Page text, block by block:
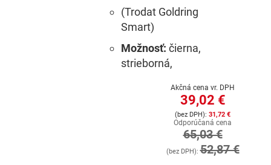
(Trodat Goldring
Smart)
Možnosť: čierna,
strieborná,
Akčná cena vr. DPH
39,02 €
31,72 €
Odporúčaná cena
65,03 €
52,87 €